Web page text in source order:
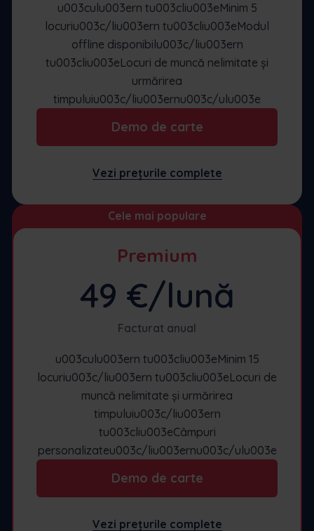
u003culu003ern tu003cliu003eMinim 5
locuriu003c/liu003ern tu003cliu003eModul
offline disponibilu003c/liu003ern
tu003cliu003eLocuri de muncă nelimitate și
urmărirea
timpuluiu003c/liu003ernu003c/ulu003e
Demo de carte
Vezi prețurile complete
Cele mai populare
Premium
49 €/lună
Facturat anual
u003culu003ern tu003cliu003eMinim 15
locuriu003c/liu003ern tu003cliu003eLocuri de
muncă nelimitate și urmărirea
timpuluiu003c/liu003ern
tu003cliu003eCâmpuri
personalizateu003c/liu003ernu003c/ulu003e
Demo de carte
Vezi prețurile complete